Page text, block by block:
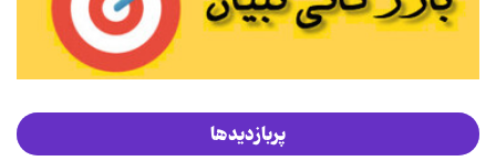
پربازدیدها